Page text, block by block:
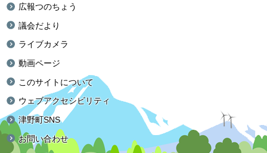
広報つのちょう
議会だより
ライブカメラ
動画ページ
このサイトについて
ウェブアクセシビリティ
津野町SNS
お問い合わせ